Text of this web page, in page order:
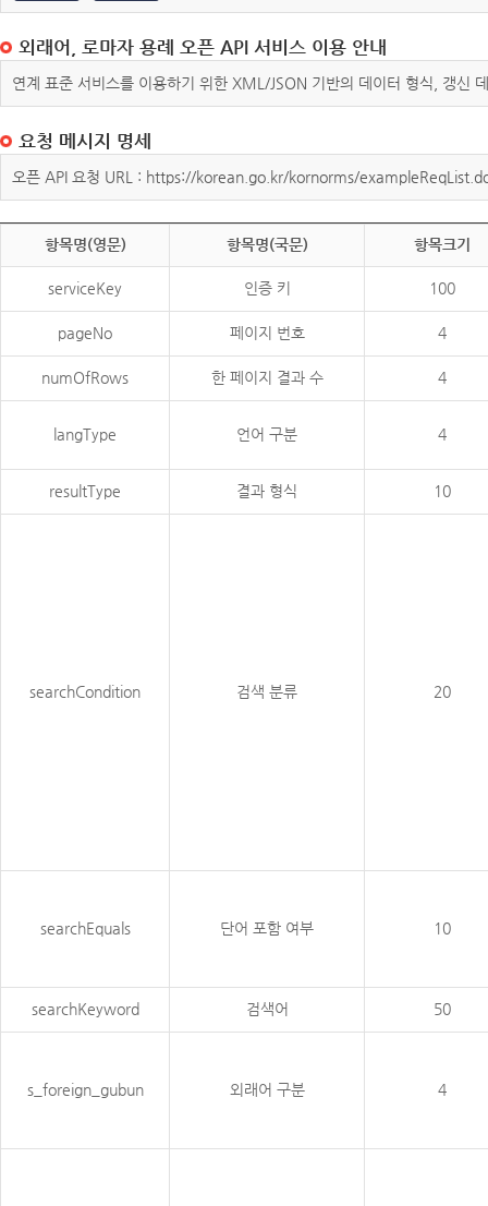
외래어, 로마자 용례 오픈 API 서비스 이용 안내
연계 표준 서비스를 이용하기 위한 XML/JSON 기반의 데이터 형식, 갱신
요청 메시지 명세
오픈 API 요청 URL : https://korean.go.kr/kornorms/
항목명(영문) 항목명(국문) 항목크기
serviceKey 인증 키 100
pageNo 페이지 번호 4
numOfRows 한 페이지 결과 수 4
langType 언어 구분 4
resultType 결과 형식 10
searchCondition 검색 분류 20
searchEquals 단어 포함 여부 10
searchKeyword 검색어 50
s_foreign_gubun 외래어 구분 4